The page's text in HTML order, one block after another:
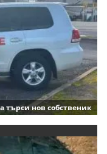
търси нов собственик